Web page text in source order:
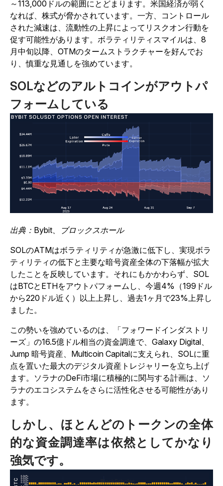
～113,000ドルの範囲にとどまります。米国経済が弱く
なれば、株式が脅かされています。一方、コントロール
された減速は、流動性の上昇によってリスクオン行動を
促す可能性があります。ボラティリティスマイルは、8
月中旬以降、OTMのタームストラクチャーを好んでお
り、慎重な見通しを強めています。
SOLなどのアルトコインがアウトパ
フォームしている
出典：Bybit、ブロックスホール
SOLのATMはボラティリティが急激に低下し、実現ボラ
ティリティの低下と主要な暗号資産全体の下落幅が拡大
したことを反映しています。それにもかかわらず、SOL
はBTCとETHをアウトパフォームし、今週4%（199ドル
から220ドル近く）以上上昇し、過去1ヶ月で23%上昇し
ました。
この勢いを強めているのは、「フォワードインダストリ
ーズ」の16.5億ドル相当の資金調達で、Galaxy Digital、
Jump 暗号資産、Multicoin Capitalに支えられ、SOLに重
点を置いた最大のデジタル資産トレジャリーを立ち上げ
ます。ソラナのDeFi市場に積極的に関与する計画は、ソ
ラナのエコシステムをさらに活性化させる可能性があり
ます。
しかし、ほとんどのトークンの全体
的な資金調達率は依然としてかなり
強気です。